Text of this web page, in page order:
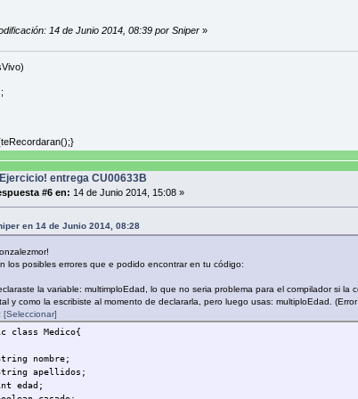
modEdad = edad % 5;
System.out.println("“El médico de nombre " + nombre +" con
i][/color]
getNombre(){return nombre;}
getEdad(){return edad;}
getCasado(){return casado;}
getEspecialidad(){return especialidad;}
14 de Junio 2014, 08:39 por Sniper»
entrega CU00633B
#6 en: 14 de Junio 2014, 15:08 »
en 14 de Junio 2014, 08:28
los posibles errores que e podido encontrar en tu código:
la variable: multimploEdad, lo que no seria problema para el compilador si la
y como la escribiste al momento de declararla, pero luego usas: multiploEdad.
[Seleccionar]
class Medico{
nombre;
apellidos;